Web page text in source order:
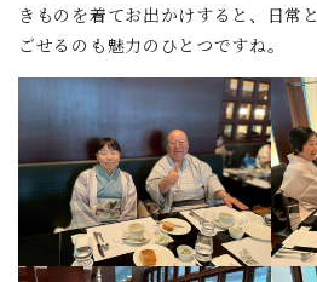
きものを着てお出かけすると、日常
ごせるのも魅力のひとつですね。